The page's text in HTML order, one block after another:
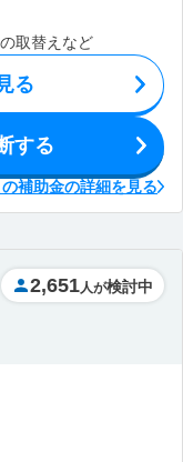
取替えなど
る
する
の補助金の詳細を見る
2,651 人が検討中